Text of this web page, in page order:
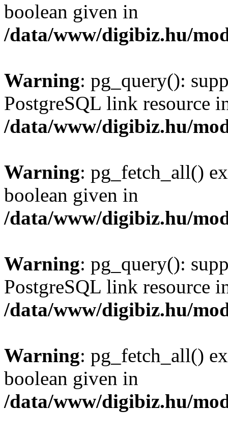
boolean given in
/data/www/digibiz.hu/
Warning: pg_query():
PostgreSQL link resource
/data/www/digibiz.hu/
Warning: pg_fetch_all()
boolean given in
/data/www/digibiz.hu/
Warning: pg_query():
PostgreSQL link resource
/data/www/digibiz.hu/
Warning: pg_fetch_all()
boolean given in
/data/www/digibiz.hu/